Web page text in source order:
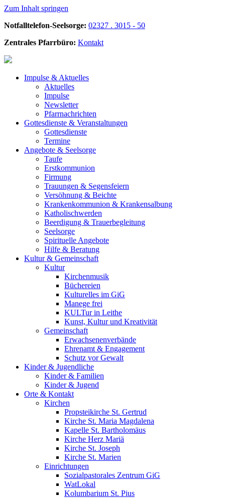
Zum Inhalt springen
Notfalltelefon-Seelsorge: 02327 . 3015 - 50
Zentrales Pfarrbüro: Kontakt
Impulse & Aktuelles
Aktuelles
Impulse
Newsletter
Pfarrnachrichten
Gottesdienste & Veranstaltungen
Gottesdienste
Termine
Angebote & Seelsorge
Taufe
Erstkommunion
Firmung
Trauungen & Segensfeiern
Versöhnung & Beichte
Krankenkommunion & Krankensalbung
Katholischwerden
Beerdigung & Trauerbegleitung
Seelsorge
Spirituelle Angebote
Hilfe & Beratung
Kultur & Gemeinschaft
Kultur
Kirchenmusik
Büchereien
Kulturelles im GiG
Manege frei
KULTur in Leithe
Kunst, Kultur und Kreativität
Gemeinschaft
Erwachsenenverbände
Ehrenamt & Engagement
Schutz vor Gewalt
Kinder & Jugendliche
Kinder & Familien
Kinder & Jugend
Orte & Kontakt
Kirchen
Propsteikirche St. Gertrud
Kirche St. Maria Magdalena
Kapelle St. Bartholomäus
Kirche Herz Mariä
Kirche St. Joseph
Kirche St. Marien
Einrichtungen
Sozialpastorales Zentrum GiG
WatLokal
Kolumbarium St. Pius